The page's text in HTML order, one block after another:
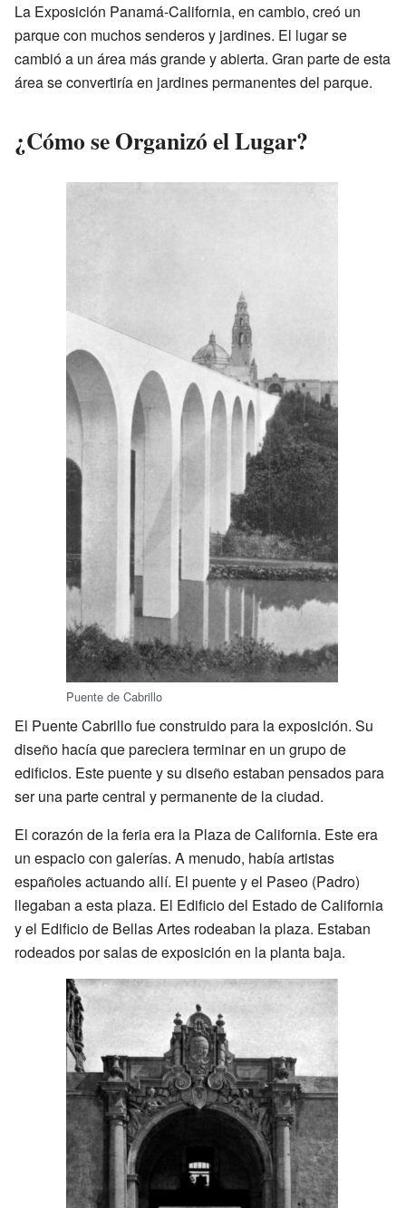
La Exposición Panamá-California, en cambio, creó un
parque con muchos senderos y jardines. El lugar se
cambió a un área más grande y abierta. Gran parte de esta
área se convertiría en jardines permanentes del parque.
¿Cómo se Organizó el Lugar?
Puente de Cabrillo
El Puente Cabrillo fue construido para la exposición. Su
diseño hacía que pareciera terminar en un grupo de
edificios. Este puente y su diseño estaban pensados para
ser una parte central y permanente de la ciudad.
El corazón de la feria era la Plaza de California. Este era
un espacio con galerías. A menudo, había artistas
españoles actuando allí. El puente y el Paseo (Padro)
llegaban a esta plaza. El Edificio del Estado de California
y el Edificio de Bellas Artes rodeaban la plaza. Estaban
rodeados por salas de exposición en la planta baja.